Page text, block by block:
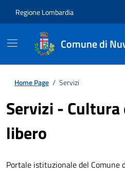
Regione Lombardia
Comune di
Home Page / Servizi
Servizi -
libero
Portale istituzionale del Comune